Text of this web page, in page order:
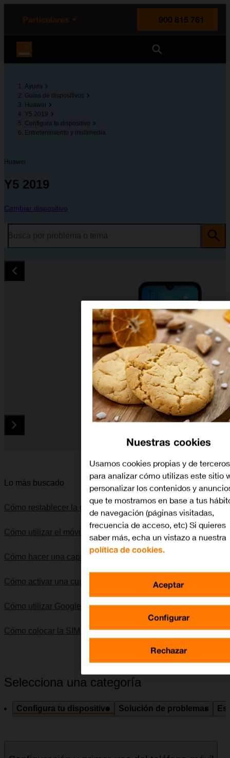
principal
la página
Particulares
900 815 761
Ayuda
Guías de dispositivos
Huawei
Y5 2019
Configura tu dispositivo
Entretenimiento y multimedia
Huawei
Y5 2019
Cambiar dispositivo
Lo más buscado
Cómo restablecer la configuración predeterminada
Cómo utilizar el móvil como punto de acceso Wi-Fi
Cómo hacer una captura de pantalla
Cómo activar una cuenta de Google en el móvil
Cómo utilizar Google Maps
Cómo colocar la SIM
Selecciona una categoría
Configura tu dispositivo Solución de problemas
Nuestras cookies
Usamos cookies propias y de terceros
para analizar cómo utilizas este sitio
personalizar los contenidos y
que te mostramos en base a tus
de navegación (páginas visitadas,
frecuencia de acceso, etc) Si quieres
saber más, echa un vistazo a nuestra
política de cookies.
Configurar
Rechazar
Aceptar